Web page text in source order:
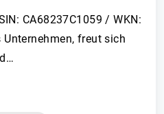
CA68237C1059 / WKN:
Unternehmen, freut sich